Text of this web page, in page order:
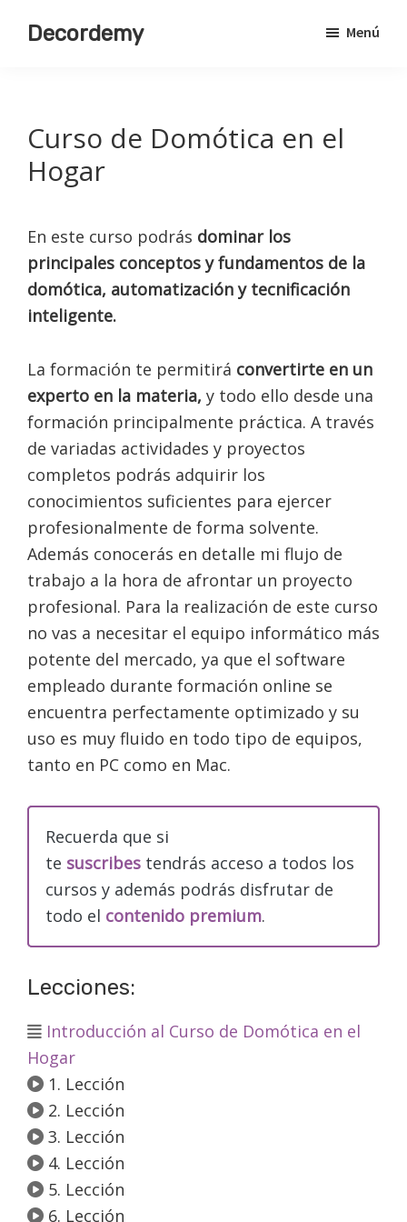
Decordemy Menú
Curso de Domótica en el
Hogar
En este curso podrás dominar los
principales conceptos y fundamentos de la
domótica, automatización y tecnificación
inteligente.
La formación te permitirá convertirte en un
experto en la materia, y todo ello desde una
formación principalmente práctica. A través
de variadas actividades y proyectos
completos podrás adquirir los
conocimientos suficientes para ejercer
profesionalmente de forma solvente.
Además conocerás en detalle mi flujo de
trabajo a la hora de afrontar un proyecto
profesional. Para la realización de este curso
no vas a necesitar el equipo informático más
potente del mercado, ya que el software
empleado durante formación online se
encuentra perfectamente optimizado y su
uso es muy fluido en todo tipo de equipos,
tanto en PC como en Mac.
Recuerda que si
te suscribes tendrás acceso a todos los
cursos y además podrás disfrutar de
todo el contenido premium.
Lecciones:
Introducción al Curso de Domótica en el
Hogar
1. Lección
2. Lección
3. Lección
4. Lección
5. Lección
6. Lección